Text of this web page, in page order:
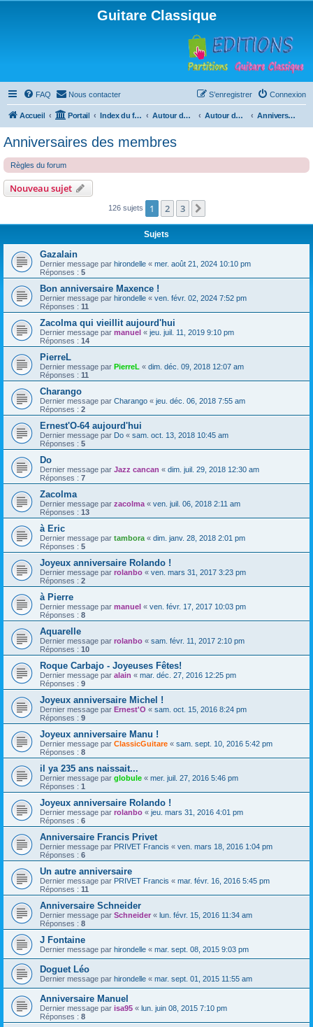
Guitare Classique
FAQ Nous contacter Connexion
S’enregistrer
Accueil Portail Index du forum Autour de la machine à café Autour de la machine à café Anniversaires des membres
Anniversaires des membres
Règles du forum
Nouveau sujet
126 sujets 1 2 3
Sujets
Gazalain
Dernier message par hirondelle « mer. août 21, 2024 10:10 pm
Réponses : 5
Bon anniversaire Maxence !
Dernier message par hirondelle « ven. févr. 02, 2024 7:52 pm
Réponses : 11
Zacolma qui vieillit aujourd'hui
Dernier message par manuel « jeu. juil. 11, 2019 9:10 pm
Réponses : 14
PierreL
Dernier message par PierreL « dim. déc. 09, 2018 12:07 am
Réponses : 11
Charango
Dernier message par Charango « jeu. déc. 06, 2018 7:55 am
Réponses : 2
Ernest'O-64 aujourd'hui
Dernier message par Do « sam. oct. 13, 2018 10:45 am
Réponses : 5
Do
Dernier message par Jazz cancan « dim. juil. 29, 2018 12:30 am
Réponses : 7
Zacolma
Dernier message par zacolma « ven. juil. 06, 2018 2:11 am
Réponses : 13
à Eric
Dernier message par tambora « dim. janv. 28, 2018 2:01 pm
Réponses : 5
Joyeux anniversaire Rolando !
Dernier message par rolanbo « ven. mars 31, 2017 3:23 pm
Réponses : 2
à Pierre
Dernier message par manuel « ven. févr. 17, 2017 10:03 pm
Réponses : 8
Aquarelle
Dernier message par rolanbo « sam. févr. 11, 2017 2:10 pm
Réponses : 10
Roque Carbajo - Joyeuses Fêtes!
Dernier message par alain « mar. déc. 27, 2016 12:25 pm
Réponses : 9
Joyeux anniversaire Michel !
Dernier message par Ernest'O « sam. oct. 15, 2016 8:24 pm
Réponses : 9
Joyeux anniversaire Manu !
Dernier message par ClassicGuitare « sam. sept. 10, 2016 5:42 pm
Réponses : 8
il ya 235 ans naissait...
Dernier message par globule « mer. juil. 27, 2016 5:46 pm
Réponses : 1
Joyeux anniversaire Rolando !
Dernier message par rolanbo « jeu. mars 31, 2016 4:01 pm
Réponses : 6
Anniversaire Francis Privet
Dernier message par PRIVET Francis « ven. mars 18, 2016 1:04 pm
Réponses : 6
Un autre anniversaire
Dernier message par PRIVET Francis « mar. févr. 16, 2016 5:45 pm
Réponses : 11
Anniversaire Schneider
Dernier message par Schneider « lun. févr. 15, 2016 11:34 am
Réponses : 8
J Fontaine
Dernier message par hirondelle « mar. sept. 08, 2015 9:03 pm
Doguet Léo
Dernier message par hirondelle « mar. sept. 01, 2015 11:55 am
Anniversaire Manuel
Dernier message par isa95 « lun. juin 08, 2015 7:10 pm
Réponses : 8